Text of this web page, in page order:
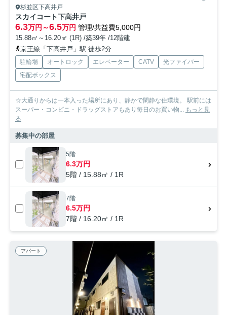
杉並区下高井戸
スカイコート下高井戸
6.3万円～6.5万円 管理/共益費5,000円
15.88㎡～16.20㎡ (1R) /築39年 /12階建
京王線「下高井戸」駅 徒歩2分
駐輪場 オートロック エレベーター CATV
光ファイバー
宅配ボックス
☆大通りからは一本入った場所にあり、静かで閑静な住環境。 駅前には
スーパー・コンビニ・ドラッグストアもあり毎日のお買い物... もっと見
る
募集中の部屋
5階
6.3万円
5階 / 15.88㎡ / 1R
7階
6.5万円
7階 / 16.20㎡ / 1R
アパート